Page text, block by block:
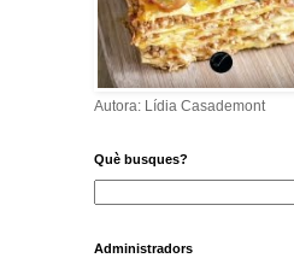
Autora: Lídia Casademont
Què busques?
Administradors